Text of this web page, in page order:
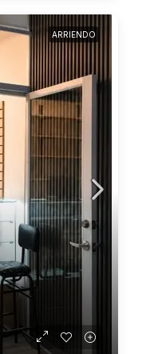
ARRIENDO